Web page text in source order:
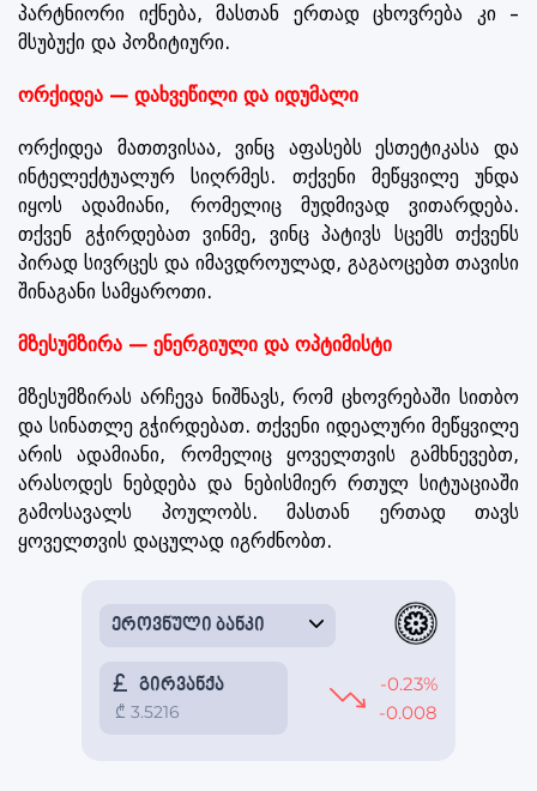
პარტნიორი იქნება, მასთან ერთად ცხოვრება კი –
მსუბუქი და პოზიტიური.
ორქიდეა — დახვეწილი და იდუმალი
ორქიდეა მათთვისაა, ვინც აფასებს ესთეტიკასა და
ინტელექტუალურ სიღრმეს. თქვენი მეწყვილე უნდა
იყოს ადამიანი, რომელიც მუდმივად ვითარდება.
თქვენ გჭირდებათ ვინმე, ვინც პატივს სცემს თქვენს
პირად სივრცეს და იმავდროულად, გაგაოცებთ თავისი
შინაგანი სამყაროთი.
მზესუმზირა — ენერგიული და ოპტიმისტი
მზესუმზირას არჩევა ნიშნავს, რომ ცხოვრებაში სითბო
და სინათლე გჭირდებათ. თქვენი იდეალური მეწყვილე
არის ადამიანი, რომელიც ყოველთვის გამხნევებთ,
არასოდეს ნებდება და ნებისმიერ რთულ სიტუაციაში
გამოსავალს პოულობს. მასთან ერთად თავს
ყოველთვის დაცულად იგრძნობთ.